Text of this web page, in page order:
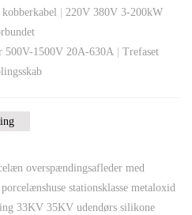
220V 380V 3-200kW
500V-1500V 20A-630A
Trefaset
overspændingsafleder med
stationsklasse metaloxid
33KV 35KV udendørs silikone